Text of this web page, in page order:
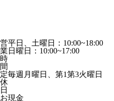
営
業
時
間
平日、土曜日：10:00~18:00
日曜日：10:00~17:00
定
休
日
毎週月曜日、第1第3火曜日
お現金